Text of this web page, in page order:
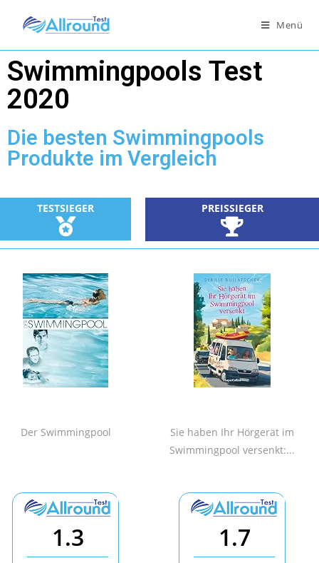
Menü
Swimmingpools Test
2020
Die besten Swimmingpools
Produkte im Vergleich
TESTSIEGER PREISSIEGER
Der Swimmingpool
Sie haben Ihr Hörgerät im
Swimmingpool versenkt:...
1.3 1.7